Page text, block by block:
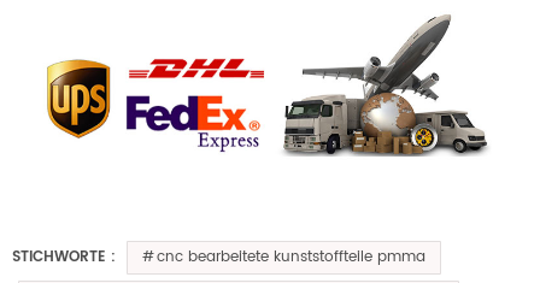
STICHWORTE :
cnc bearbeitete kunststoffteile pmma